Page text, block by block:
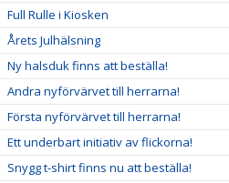
Full Rulle i Kiosken
Årets Julhälsning
Ny halsduk finns att beställa!
Andra nyförvärvet till herrarna!
Första nyförvärvet till herrarna!
Ett underbart initiativ av flickorna!
Snygg t-shirt finns nu att beställa!